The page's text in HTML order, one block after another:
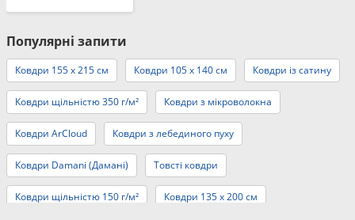
Популярні запити
Ковдри 155 x 215 см Ковдри 105 x 140 см Ковдри із сатину
Ковдри щільністю 350 г/м² Ковдри з мікроволокна
Ковдри ArCloud Ковдри з лебединого пуху
Ковдри Damani (Дамані) Товсті ковдри
Ковдри щільністю 150 г/м² Ковдри 135 x 200 см